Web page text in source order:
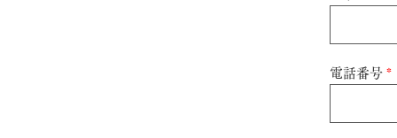
電話番号